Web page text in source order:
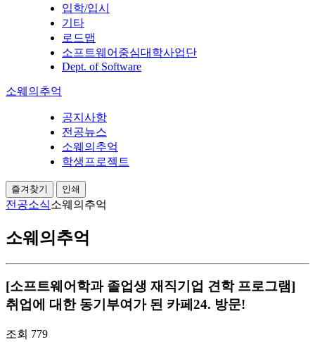
입학/입시
기타
로드맵
소프트웨어중심대학사업단
Dept. of Software
소웨의추억
공지사항
전공뉴스
소웨의추억
학생프로젝트
즐겨찾기 인쇄
전공소식소웨의추억
소웨의추억
[소프트웨어학과 졸업생 재직기업 견학 프로그램]
취업에 대한 동기부여가 된 카페24. 방문!
조회 779